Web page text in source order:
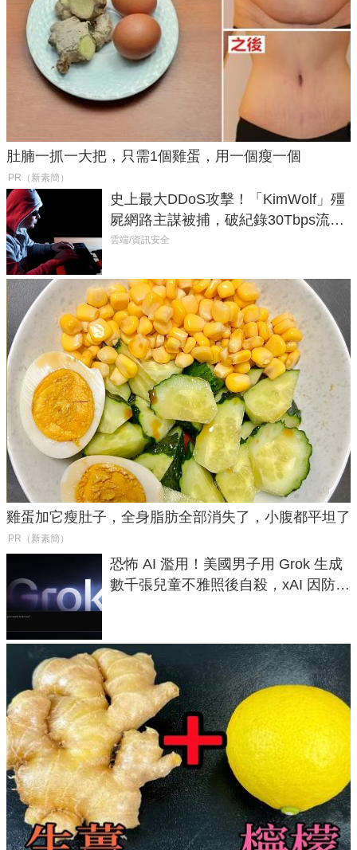
肚腩一抓一大把，只需1個雞蛋，用一個瘦一個
PR（新素簡）
史上最大DDoS攻擊！「KimWolf」殭
屍網路主謀被捕，破紀錄30Tbps流量
癱瘓全球！
雲端/資訊安全
雞蛋加它瘦肚子，全身脂肪全部消失了，小腹都平坦了
PR（新素簡）
恐怖 AI 濫用！美國男子用 Grok 生成
數千張兒童不雅照後自殺，xAI 因防護